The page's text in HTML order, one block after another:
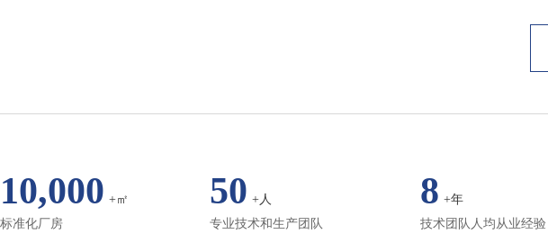
10,000 +㎡
标准化厂房
50 +人
专业技术和生产团队
8 +年
技术团队人均从业经验